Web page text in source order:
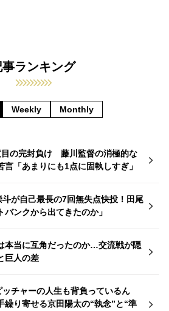
事ランキング
Weekly Monthly
目の完封負け 藤川監督の消極的な
言「あまりにも1点に固執しすぎ」
が自己最長の7回無失点快投！田尾
バンクから出てきたのか」
本当に互角だったのか…交流戦が隠
巨人の差
ッチャーの人生も背負っているん
繰り寄せる京田陽太の“執念”と“準